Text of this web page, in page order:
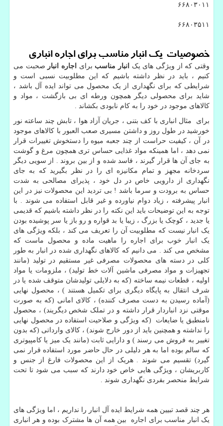
۶۶۸۰۳۰۱۱
۶۶۸۰۳۵۱۱
خصوصیات یک انبار مناسب برایاجارهانباری
وقتی که از ویژگی های یک انبار مناسب برای اجاره انبار صحبت می
کنیم ، باید در نظر داشته باشیم که این مطلوبیت نسبی است و
شرایطی که برای نگهداری از یک محصول می تواند ایده آل باشد ،
شاید برای محصولی دیگر همچون ورطه ای بی بازگشت ، مواد و
کالاهای موجود در خود را به کام نابودی بکشاند .
برای مثال انباری با کف بتنی ، جریان آزاد هوا ، تابش چند ساعته نور
خورشید در طول روز و داشتن مسیری صعب العبور با کالاهای موجود
در آن ، کیفیت حراست از چند جعبه میوه را دستخوش تغییرات قرار
نمی دهد ، اما همینکه مواد غذایی حساس تری همچون مرغ و گوشت
به جای آن ها قرار گیرند ، فاسد شده و از بین بروند . از سویی دیگر
سردخانه مجهز و تمام مکانیزه ای را در نظر بگیرید که به جای
نگهداری از دارویی خاص در دل خود ، پذیرای مصالحی به شدت
حساس به برودت و سرما باشد ! بی تردید این محصولات نیز در این
انبار پیشرفته ، زیاد دوام نیاورده و غیر قابل استفاده می شوند . با
توجه به این توضیحات باید این نکته را در نظر داشته باشیم که قدیمی
یا جدید ، کوچک یا بزرگ ، زیبا یا بد قواره و رو باز یا سر پوشیده بودن
یک انبار نیست که مطلوبیت آن را تعریف می کند ، بلکه ویژگی های
یک انبار خوب برای اجاره را ماهیت ماده و محصول ماست که
مشخص می کند . می دانیم که کالاهای نگهداری شده در انبار به طور
کلی در دسته های محصولات مصرفی غیر مستقیم در تولید (مانند
تجهیزات و مواد مصرفی ماشین آلات خط تولید) ، ملزومات یا مواد
اولیه ، قطعات نیمه ساخته (که به دلایلی تولیدشان متوقف شده یا در
شرف انتقال به پایگاه دیگری برای تکمیل هستند ) ، محصول نهایی
(آماده رسیدن به دست مصرف کننده) ، کالای امانی (که به صورت
موقتی نزد انباردار قرار داشته و در تملک شخص دیگریند) ، محصول
نامنطبق یا ضایعات (که ویژگی و صلاحیت استفاده در محصول نهایی
را نداشته و همچنین باید از دور خارج شوند) ، کالای وارداتی (که بدون
تغییر به فروش می رسند ) و دارایی ثابت (مانند یک میز یا کامپیوتری
که سالم بوده اما به هر دلیلی در حال حاضر مورد استفاده قرار نمی
گیرد) تقسیم می شوند . هریک از این محصولات فارغ از جنس و
کاربریشان ، ویژگی هایی خاص خود دارند که سبب می شود تا تحت
شرایط منحصر بفردی نگهداری شوند .
هر چند قصد تبیین همه شرایط ایده آل انبار را نداریم ، اما ویژگی های
یک انبار مناسب برای اجاره بین همه آن ها مشترک بوده و هر انباری